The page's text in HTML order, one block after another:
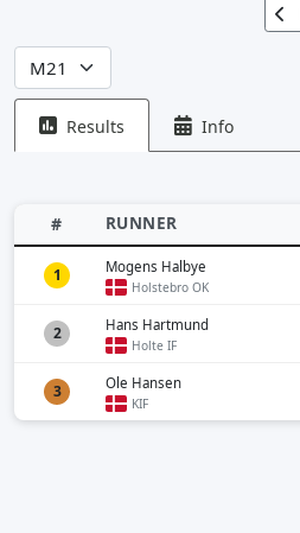
Results Info
# RUNNER
1 Mogens Halbye
Holstebro OK
2 Hans Hartmund
Holte IF
3 Ole Hansen
KIF